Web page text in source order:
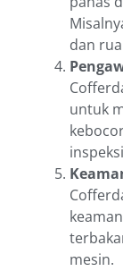
dan
untuk
mesin.